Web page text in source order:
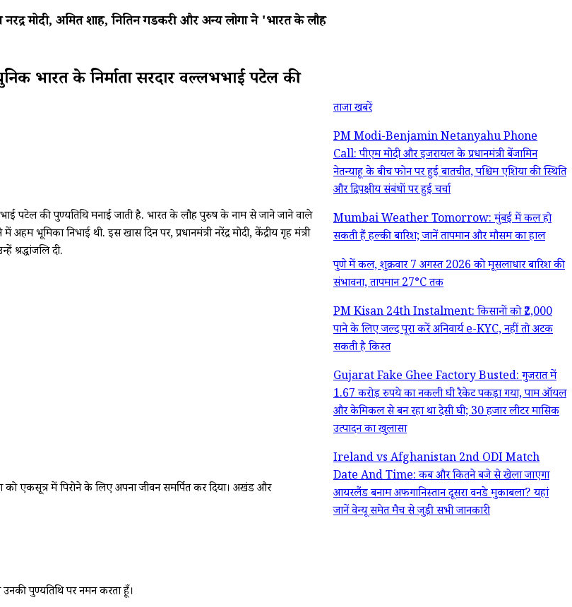
अमित शाह, नितिन गडकरी और अन्य लोगों ने 'भारत के लौह
भारत के निर्माता सरदार वल्लभभाई पटेल की
पटेल की पुण्यतिथि मनाई जाती है. भारत के लौह पुरुष के नाम से जाने जाने वाले
निभाई थी. इस खास दिन पर, प्रधानमंत्री नरेंद्र मोदी, केंद्रीय गृह मंत्री
श्रद्धांजलि दी.
एकसूत्र में पिरोने के लिए अपना जीवन समर्पित कर दिया। अखंड और
पुण्यतिथि पर नमन करता हूँ।
ताजा खबरें
PM Modi-Benjamin Netanyahu Phone
Call: पीएम मोदी और इजरायल के प्रधानमंत्री बेंजामिन
नेतन्याहू के बीच फोन पर हुई बातचीत, पश्चिम एशिया की स्थिति
और द्विपक्षीय संबंधों पर हुई चर्चा
Mumbai Weather Tomorrow: मुंबई में कल हो
सकती हैं हल्की बारिश; जानें तापमान और मौसम का हाल
पुणे में कल, शुक्रवार 7 अगस्त 2026 को मूसलाधार बारिश की
संभावना, तापमान 27°C तक
PM Kisan 24th Instalment: किसानों को ₹2,000
पाने के लिए जल्द पूरा करें अनिवार्य e-KYC, नहीं तो अटक
सकती है किस्त
Gujarat Fake Ghee Factory Busted: गुजरात में
1.67 करोड़ रुपये का नकली घी रैकेट पकड़ा गया, पाम ऑयल
और केमिकल से बन रहा था देसी घी; 30 हजार लीटर मासिक
उत्पादन का खुलासा
Ireland vs Afghanistan 2nd ODI Match
Date And Time: कब और कितने बजे से खेला जाएगा
आयरलैंड बनाम अफगानिस्तान दूसरा वनडे मुकाबला? यहां
जानें वेन्यू समेत मैच से जुड़ी सभी जानकारी